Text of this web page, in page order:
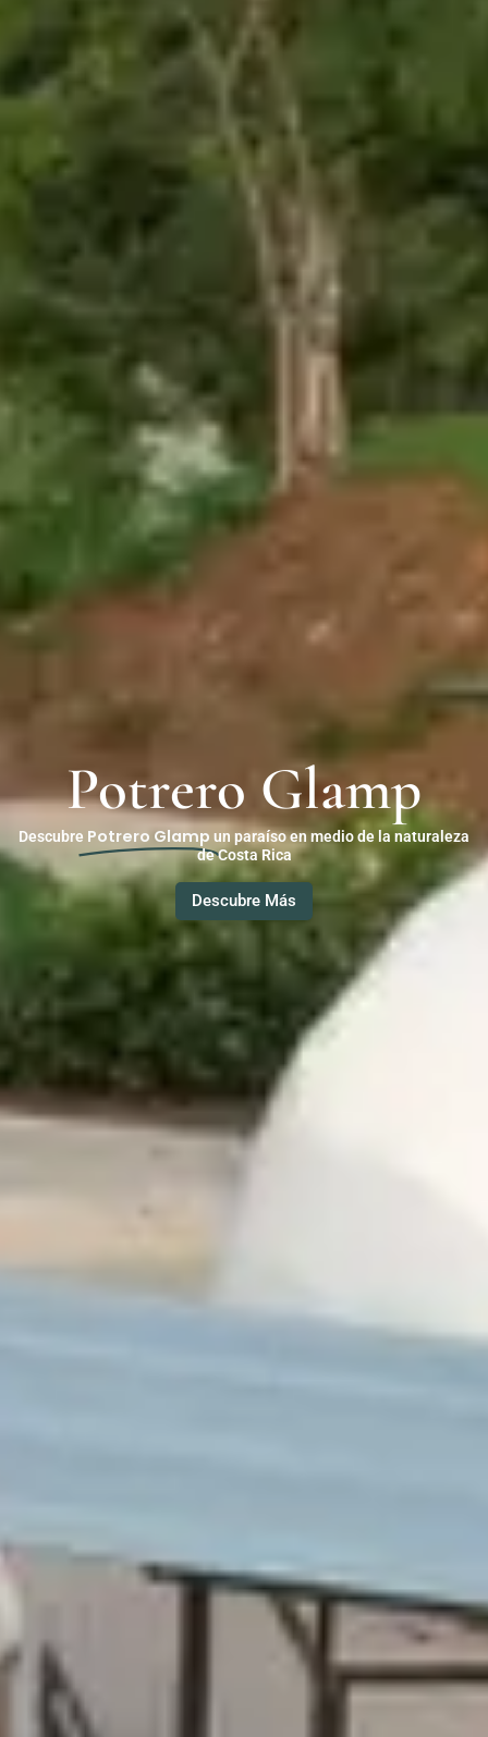
Potrero Glamp
Descubre Potrero Glamp un paraíso en medio de la naturaleza
de Costa Rica
Descubre Más